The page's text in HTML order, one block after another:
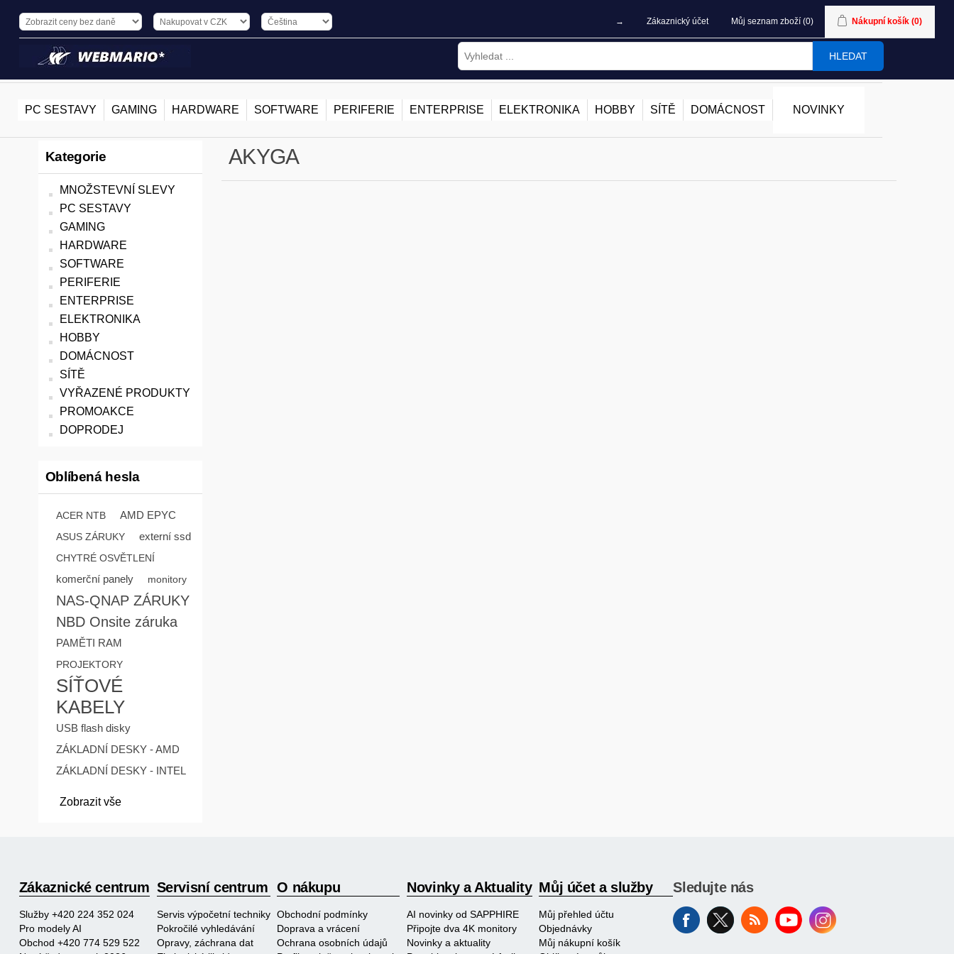
→ Zákaznický účet Můj seznam zboží (0) Nákupní košík (0)
HLEDAT
PC SESTAVY GAMING HARDWARE SOFTWARE PERIFERIE ENTERPRISE ELEKTRONIKA HOBBY SÍTĚ DOMÁCNOST NOVINKY
Kategorie
MNOŽSTEVNÍ SLEVY
PC SESTAVY
GAMING
HARDWARE
SOFTWARE
PERIFERIE
ENTERPRISE
ELEKTRONIKA
HOBBY
DOMÁCNOST
SÍTĚ
VYŘAZENÉ PRODUKTY
PROMOAKCE
DOPRODEJ
Oblíbená hesla
ACER NTB AMD EPYC
ASUS ZÁRUKY externí ssd
CHYTRÉ OSVĚTLENÍ
komerční panely monitory
NAS-QNAP ZÁRUKY
NBD Onsite záruka
PAMĚTI RAM
PROJEKTORY
SÍŤOVÉ
KABELY
USB flash disky
ZÁKLADNÍ DESKY - AMD
ZÁKLADNÍ DESKY - INTEL
Zobrazit vše
AKYGA
Zákaznické centrum
Služby +420 224 352 024
Pro modely AI
Obchod +420 774 529 522
Servisní centrum
Servis výpočetní techniky
Pokročilé vyhledávání
Opravy, záchrana dat
O nákupu
Obchodní podmínky
Doprava a vrácení
Ochrana osobních údajů
Novinky a Aktuality
AI novinky od SAPPHIRE
Připojte dva 4K monitory
Novinky a aktuality
Můj účet a služby
Můj přehled účtu
Objednávky
Můj nákupní košík
Sledujte nás